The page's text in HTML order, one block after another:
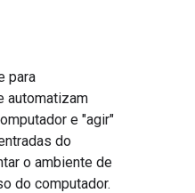
para
automatizam
e "agir"
do
o ambiente de
do computador.